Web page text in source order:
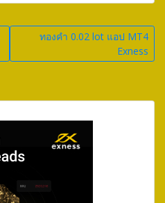
ทองคำ 0.02 lot แอป MT4
Exness